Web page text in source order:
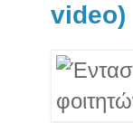
video)